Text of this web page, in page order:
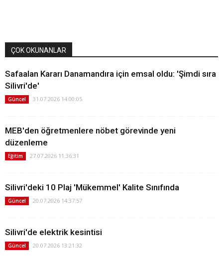
ÇOK OKUNANLAR
Safaalan Kararı Danamandıra için emsal oldu: 'Şimdi sıra
Silivri'de'
Güncel 31.07.2026 14:00:05
MEB'den öğretmenlere nöbet görevinde yeni
düzenleme
Eğitim 27.07.2026 11:36:31
Silivri'deki 10 Plaj 'Mükemmel' Kalite Sınıfında
Güncel 20.07.2026 14:37:57
Silivri'de elektrik kesintisi
Güncel 20.07.2026 13:21:32